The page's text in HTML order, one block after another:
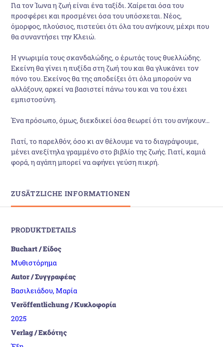
Για τον Ίωνα η ζωή είναι ένα ταξίδι. Χαίρεται όσα του
προσφέρει και προσμένει όσα του υπόσχεται. Νέος,
όμορφος, πλούσιος, πιστεύει ότι όλα του ανήκουν, μέχρι που
θα συναντήσει την Κλειώ.
Η γνωριμία τους σκανδαλώδης, ο έρωτάς τους θυελλώδης.
Εκείνη θα γίνει η πυξίδα στη ζωή του και θα γλυκάνει τον
πόνο του. Εκείνος θα της αποδείξει ότι όλα μπορούν να
αλλάξουν, αρκεί να βασιστεί πάνω του και να του έχει
εμπιστοσύνη.
Ένα πρόσωπο, όμως, διεκδικεί όσα θεωρεί ότι του ανήκουν…
Γιατί, το παρελθόν, όσο κι αν θέλουμε να το διαγράψουμε,
μένει ανεξίτηλα γραμμένο στο βιβλίο της ζωής. Γιατί, καμιά
φορά, η αγάπη μπορεί να αφήνει γεύση πικρή.
ZUSÄTZLICHE INFORMATIONEN
PRODUKTDETAILS
Buchart / Είδος
Μυθιστόρημα
Autor / Συγγραφέας
Βασιλειάδου, Μαρία
Veröffentlichung / Κυκλοφορία
2025
Verlag / Εκδότης